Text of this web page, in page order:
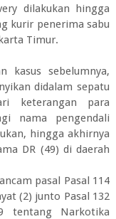
dilakukan hingga
kurir penerima sabu
Timur.
kasus sebelumnya,
didalam sepatu
keterangan para
nama pengendali
hingga akhirnya
DR (49) di daerah
pasal Pasal 114
(2) junto Pasal 132
tentang Narkotika